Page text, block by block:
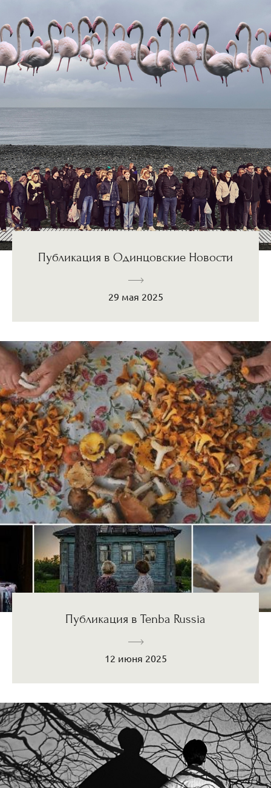
Публикация в Одинцовские Новости
29 мая 2025
Публикация в Tenba Russia
12 июня 2025